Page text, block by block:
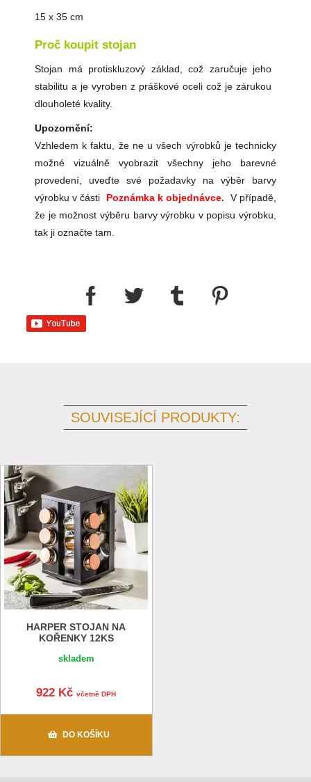
15 x 35 cm
Proč koupit stojan
Stojan má protiskluzový základ, což zaručuje jeho
stabilitu a je vyroben z práškové oceli což je zárukou
dlouholeté kvality.
Upozornění:
Vzhledem k faktu, že ne u všech výrobků je technicky
možné vizuálně vyobrazit všechny jeho barevné
provedení, uveďte své požadavky na výběr barvy
výrobku v části Poznámka k objednávce.
V případě,
že je možnost výběru barvy výrobku v popisu výrobku,
tak ji označte tam.
SOUVISEJÍCÍ PRODUKTY:
HARPER STOJAN NA
KOŘENKY 12KS
skladem
922 Kčvčetně DPH
DO KOŠÍKU